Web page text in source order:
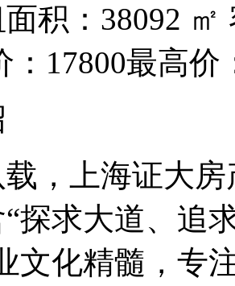
积：38092 ㎡
：17800最高价
，上海证大
探求大道、追
文化精髓，专